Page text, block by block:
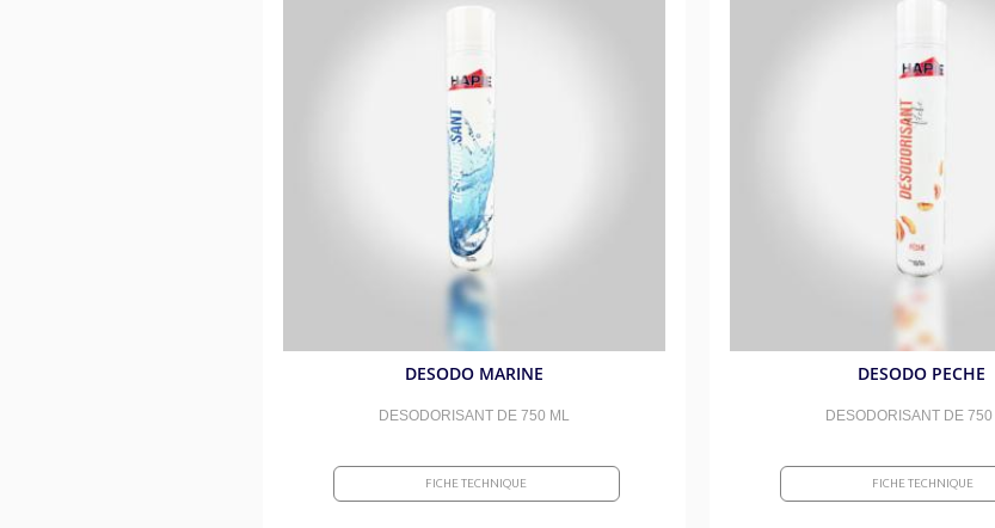
DESODO MARINE
DESODORISANT DE 750 ML
FICHE TECHNIQUE
DESODO PECHE
DESODORISANT DE
FICHE TECHNIQUE